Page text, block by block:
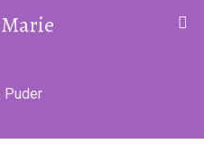
Puder